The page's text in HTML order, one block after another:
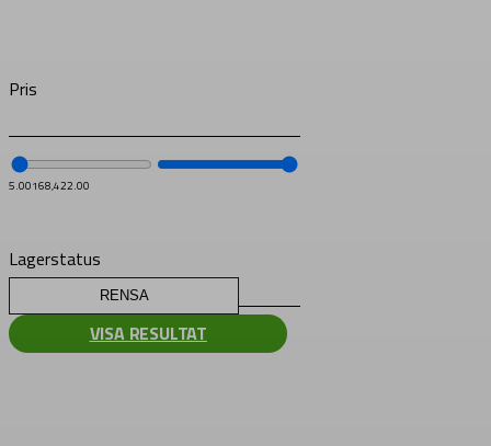
Pris
5.00168,422.00
Lagerstatus
RENSA
VISA RESULTAT